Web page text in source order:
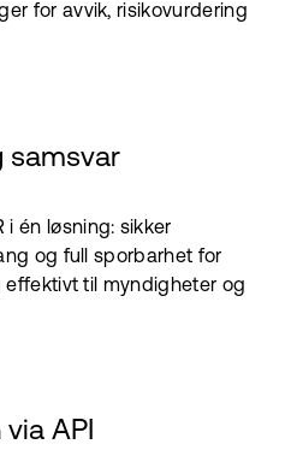
for avvik, risikovurdering
samsvar
i én løsning: sikker
og full sporbarhet for
effektivt til myndigheter og
API